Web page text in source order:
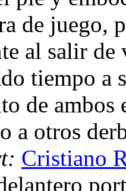
de juego,
al salir
tiempo a
de ambos
a otros
Cristiano